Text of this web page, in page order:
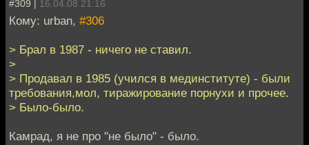
#309 | 16.04.08 21:16
Кому: urban, #306
> Брал в 1987 - ничего не ставил.
>
> Продавал в 1985 (учился в мединституте) - были
требования,мол, тиражирование порнухи и прочее.
> Было-было.
Камрад, я не про "не было" - было.